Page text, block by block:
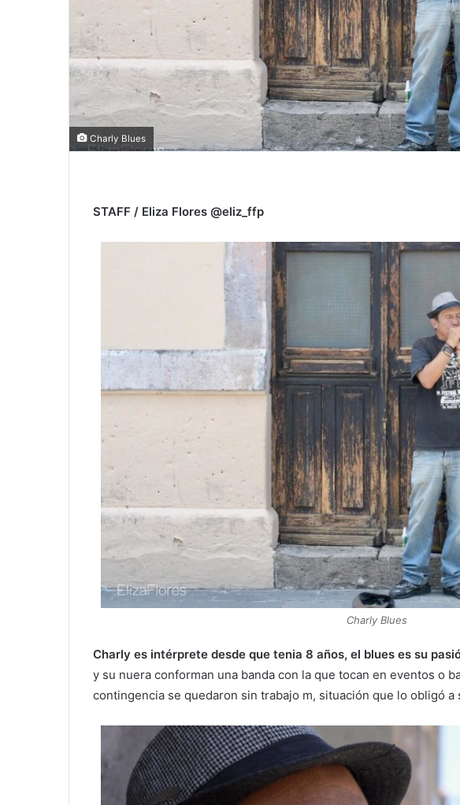
Charly Blues
STAFF / Eliza Flores @eliz_ffp
Charly Blues
Charly es intérprete desde que tenia 8 años, el blues es su
y su nuera conforman una banda con la que tocan en eventos o
contingencia se quedaron sin trabajo m, situación que lo obligó a